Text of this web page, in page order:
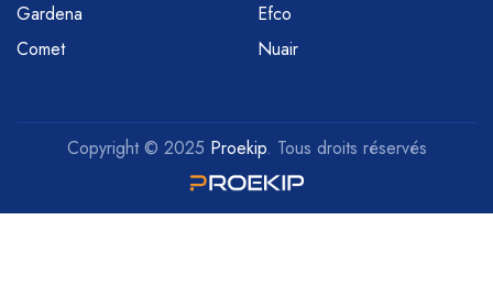
Gardena
Efco
Comet
Nuair
Copyright © 2025 Proekip. Tous droits réservés